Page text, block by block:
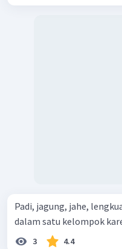
Padi, jagung, jahe,
dalam satu kelompok
3 4.4